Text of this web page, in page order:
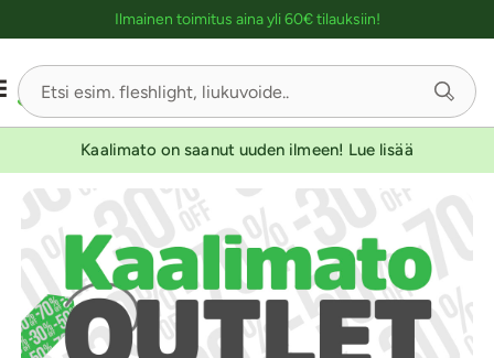
Ilmainen toimitus aina yli 60€ tilauksiin!
Kaalimato on saanut uuden ilmeen! Lue lisää